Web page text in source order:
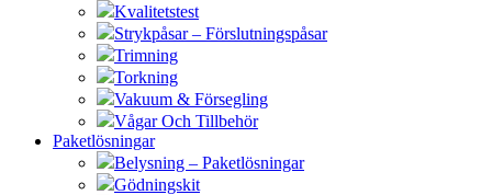
Kvalitetstest
Strykpåsar – Förslutningspåsar
Trimning
Torkning
Vakuum & Försegling
Vågar Och Tillbehör
Paketlösningar
Belysning – Paketlösningar
Gödningskit